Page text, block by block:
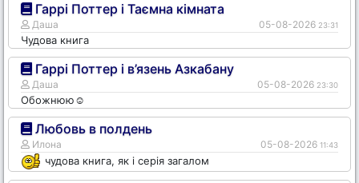
Гаррі Поттер і Таємна кімната
Даша 05-08-2026 23:31
Чудова книга
Гаррі Поттер і в’язень Азкабану
Даша 05-08-2026 23:30
Обожнюю☺️
Любовь в полдень
Илона 05-08-2026 11:43
чудова книга, як і серія загалом